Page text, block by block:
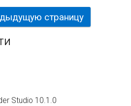
страницу
Studio 10.1.0